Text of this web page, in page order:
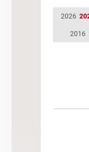
2026
2016